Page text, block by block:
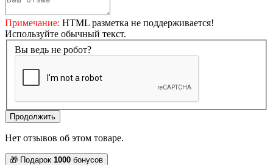
Примечание: HTML разметка не поддерживается!
Используйте обычный текст.
Вы ведь не робот?
Продолжить
Нет отзывов об этом товаре.
🎁 Подарок 1000 бонусов